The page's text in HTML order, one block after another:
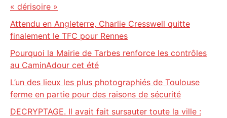
« dérisoire »
Attendu en Angleterre, Charlie Cresswell quitte
finalement le TFC pour Rennes
Pourquoi la Mairie de Tarbes renforce les contrôles
au CaminAdour cet été
L’un des lieux les plus photographiés de Toulouse
ferme en partie pour des raisons de sécurité
DECRYPTAGE. Il avait fait sursauter toute la ville :